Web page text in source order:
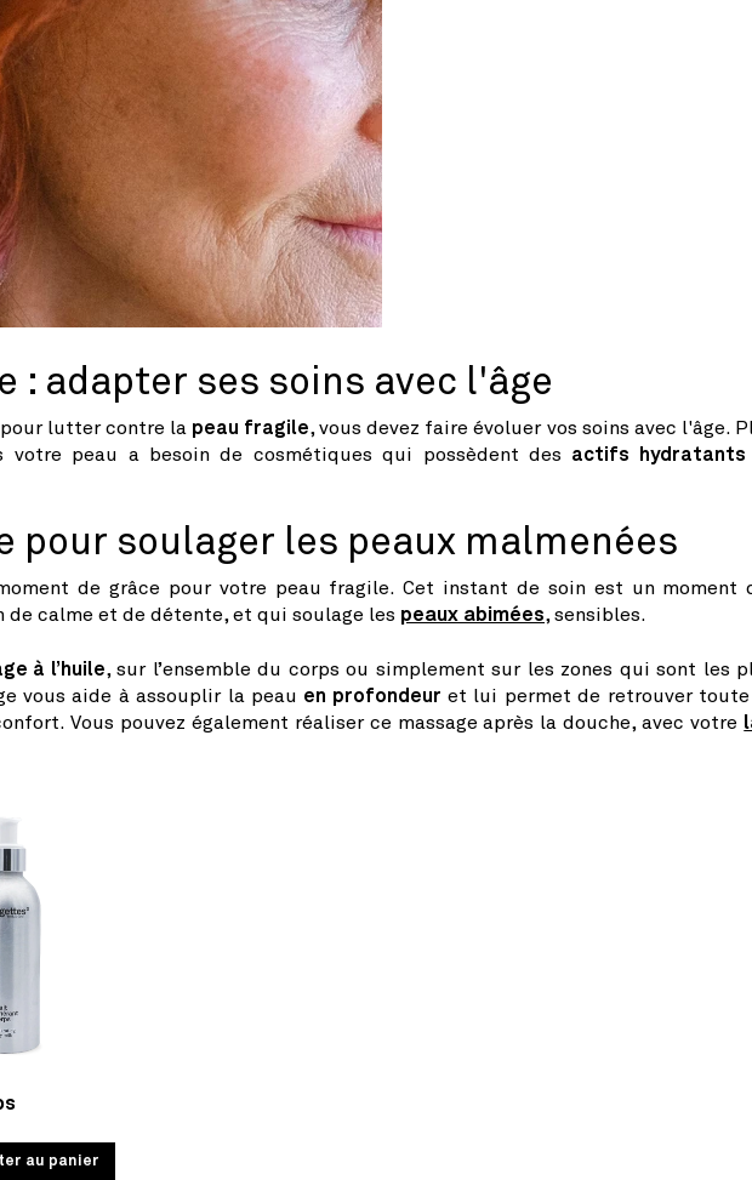
: adapter ses soins avec l'âge
lutter contre la peau fragile, vous devez faire évoluer vos soins avec l'âge.
votre peau a besoin de cosmétiques qui possèdent des actifs
pour soulager les peaux malmenées
de grâce pour votre peau fragile. Cet instant de soin est un moment
de calme et de détente, et qui soulage les peaux abimées, sensibles.
à l’huile, sur l’ensemble du corps ou simplement sur les zones qui sont les
vous aide à assouplir la peau en profondeur et lui permet de retrouver toute
Vous pouvez également réaliser ce massage après la douche, avec votre
au panier